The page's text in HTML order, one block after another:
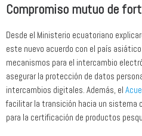
Compromiso mutuo de
Desde el Ministerio ecuatoriano
este nuevo acuerdo con el país
mecanismos para el intercambio
asegurar la protección de datos
intercambios digitales. Además, el
facilitar la transición hacia un sistema
para la certificación de productos